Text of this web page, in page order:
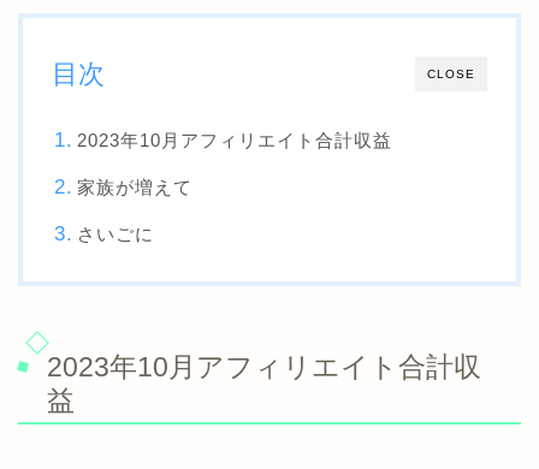
CLOSE
目次
2023年10月アフィリエイト合計収益
家族が増えて
さいごに
2023年10月アフィリエイト合計収
益